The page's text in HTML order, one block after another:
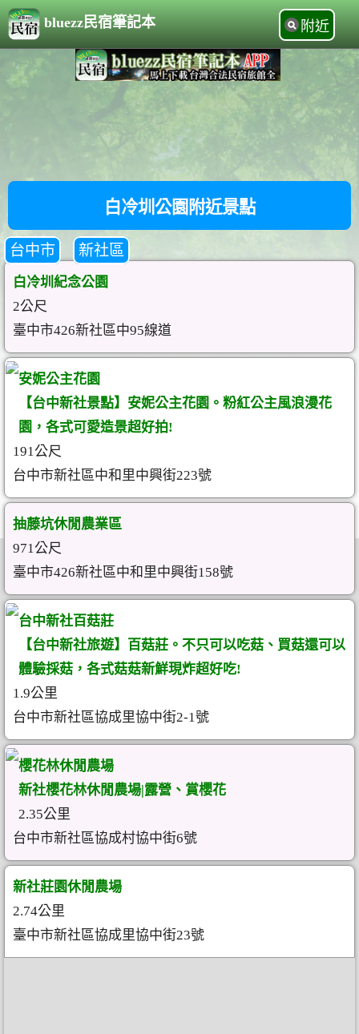
bluezz民宿筆記本 附近
白冷圳公園附近景點
台中市 新社區
白冷圳紀念公園
2公尺
臺中市426新社區中95線道
安妮公主花園
【台中新社景點】安妮公主花園。粉紅公主風浪漫花
園，各式可愛造景超好拍!
191公尺
台中市新社區中和里中興街223號
抽藤坑休閒農業區
971公尺
臺中市426新社區中和里中興街158號
台中新社百菇莊
【台中新社旅遊】百菇莊。不只可以吃菇、買菇還可以
體驗採菇，各式菇菇新鮮現炸超好吃!
1.9公里
台中市新社區協成里協中街2-1號
櫻花林休閒農場
新社櫻花林休閒農場|露營、賞櫻花
2.35公里
台中市新社區協成村協中街6號
新社莊園休閒農場
2.74公里
臺中市新社區協成里協中街23號